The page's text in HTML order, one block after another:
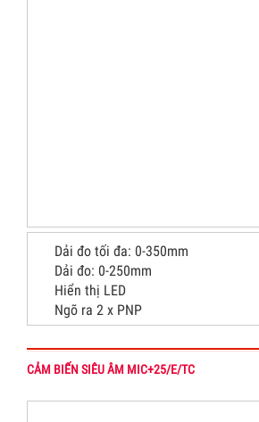
Dải đo tối đa: 0-350mm
Dải đo: 0-250mm
Hiển thị LED
Ngõ ra 2 x PNP
CẢM BIẾN SIÊU ÂM MIC+25/E/TC